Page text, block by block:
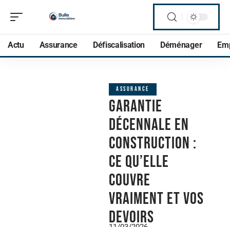
Actu Assurance Défiscalisation Déménager
ASSURANCE
Garantie
décennale en
construction :
ce qu’elle
couvre
vraiment et vos
devoirs